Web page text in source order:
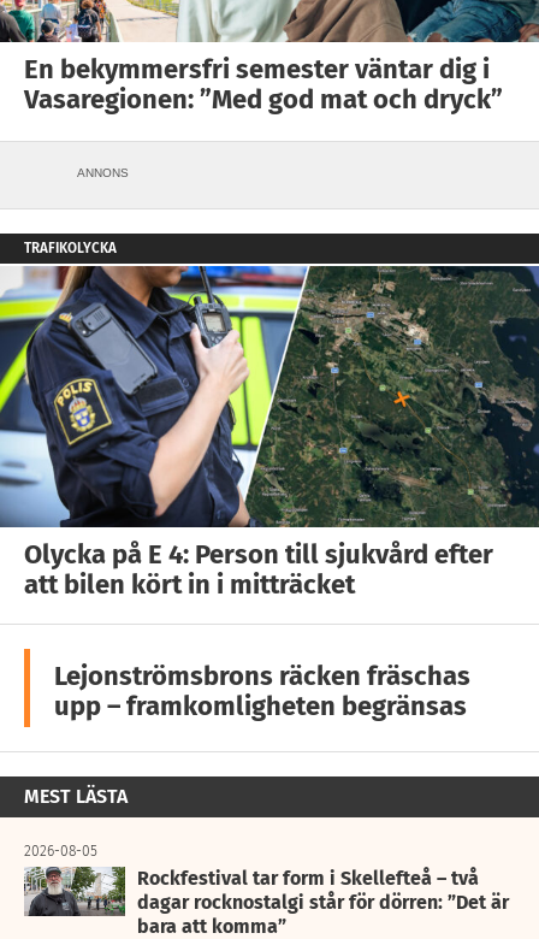
En bekymmersfri semester väntar dig i
Vasaregionen: ”Med god mat och dryck”
ANNONS
TRAFIKOLYCKA
Olycka på E 4: Person till sjukvård efter
att bilen kört in i mitträcket
Lejonströmsbrons räcken fräschas
upp – framkomligheten begränsas
MEST LÄSTA
2026-08-05
Rockfestival tar form i Skellefteå – två
dagar rocknostalgi står för dörren: ”Det är
bara att komma”